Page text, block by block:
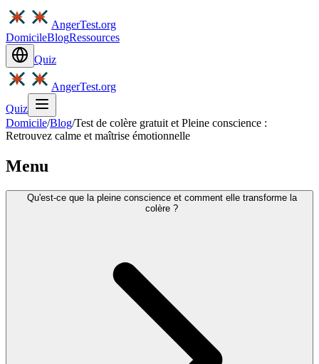
AngerTest.org
DomicileBlogRessources
Quiz
AngerTest.org
Quiz
Domicile/Blog/Test de colère gratuit et Pleine conscience :
Retrouvez calme et maîtrise émotionnelle
Menu
Qu'est-ce que la pleine conscience et comment elle transforme la
colère ?